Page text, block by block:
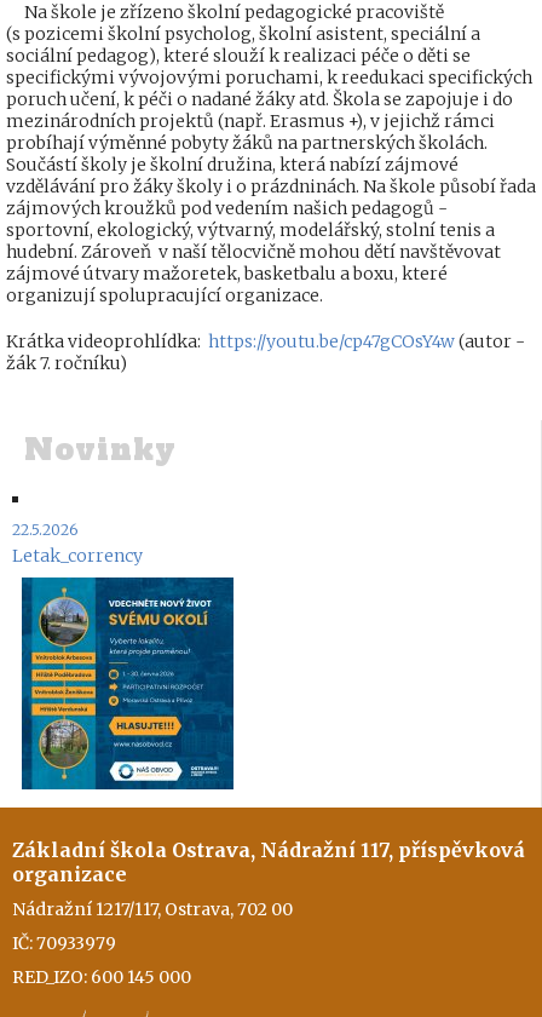
Na škole je zřízeno školní pedagogické pracoviště
(s pozicemi školní psycholog, školní asistent, speciální a
sociální pedagog), které slouží k realizaci péče o děti se
specifickými vývojovými poruchami, k reedukaci specifických
poruch učení, k péči o nadané žáky atd. Škola se zapojuje i do
mezinárodních projektů (např. Erasmus +), v jejichž rámci
probíhají výměnné pobyty žáků na partnerských školách.
Součástí školy je školní družina, která nabízí zájmové
vzdělávání pro žáky školy i o prázdninách. Na škole působí řada
zájmových kroužků pod vedením našich pedagogů -
sportovní, ekologický, výtvarný, modelářský, stolní tenis a
hudební. Zároveň v naší tělocvičně mohou dětí navštěvovat
zájmové útvary mažoretek, basketbalu a boxu, které
organizují spolupracující organizace.
Krátka videoprohlídka: https://youtu.be/cp47gCOsY4w(autor -
žák 7. ročníku)
Novinky
22.5.2026
Letak_corrency
Základní škola Ostrava, Nádražní 117, příspěvková
organizace
Nádražní 1217/117, Ostrava, 702 00
IČ: 70933979
RED_IZO: 600 145 000